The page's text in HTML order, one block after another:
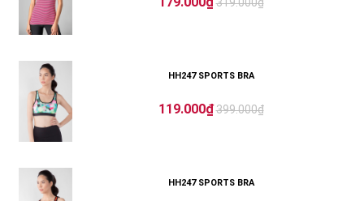
HH247 SPORTS BRA
119.000₫399.000₫
HH247 SPORTS BRA